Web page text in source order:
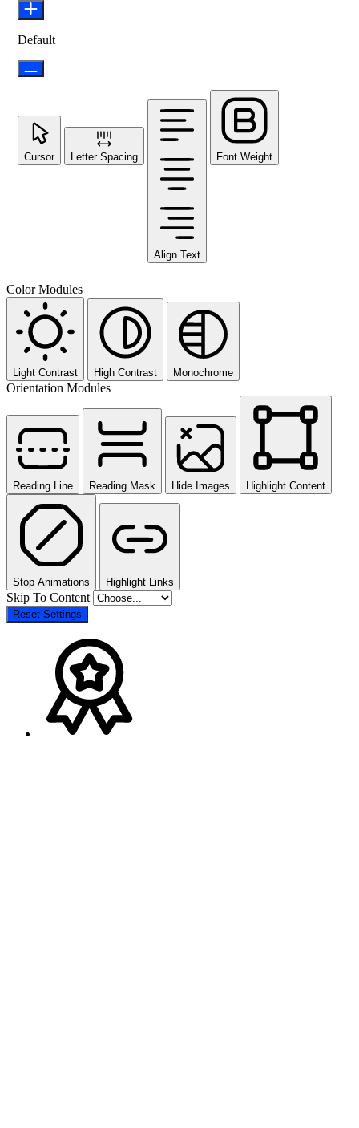
Default
Cursor Letter Spacing
Align Text
Font Weight
Color Modules
Light Contrast High Contrast Monochrome
Orientation Modules
Reading Line Reading Mask Hide Images Highlight Content
Stop Animations Highlight Links
Skip To Content
Reset Settings